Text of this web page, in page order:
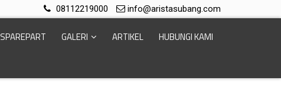
08112219000 info@aristasubang.com
SPAREPART GALERI ARTIKEL HUBUNGI KAMI